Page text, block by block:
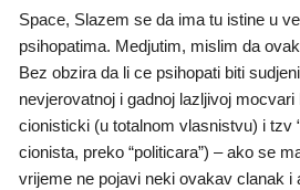
Space, Slazem se da ima tu istine u
psihopatima. Medjutim, mislim da
Bez obzira da li ce psihopati biti
nevjerovatnoj i gadnoj lazljivoj
cionisticki (u totalnom vlasnistvu) i tzv
cionista, preko “politicara”) – ako se
vrijeme ne pojavi neki ovakav clanak i